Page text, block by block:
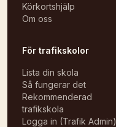
Körkortshjälp
Om oss
För trafikskolor
Lista din skola
Så fungerar det
Rekommenderad
trafikskola
Logga in (Trafik Admin)